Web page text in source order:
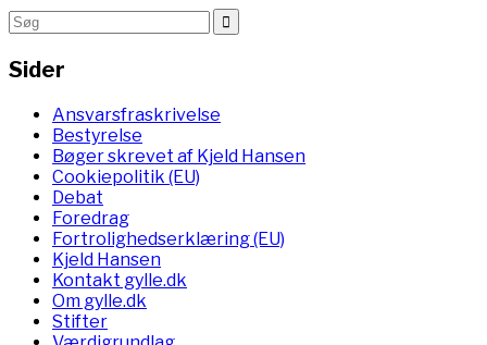
Sider
Ansvarsfraskrivelse
Bestyrelse
Bøger skrevet af Kjeld Hansen
Cookiepolitik (EU)
Debat
Foredrag
Fortrolighedserklæring (EU)
Kjeld Hansen
Kontakt gylle.dk
Om gylle.dk
Stifter